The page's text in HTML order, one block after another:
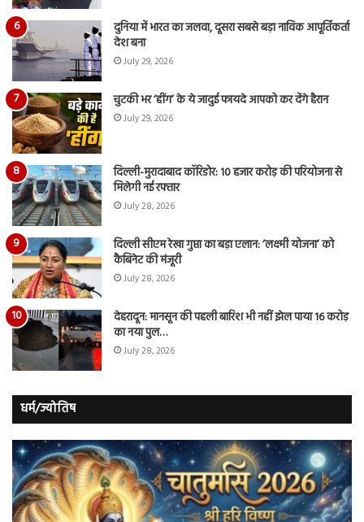
दुनिया में भारत का जलवा, दूसरा सबसे बड़ा नाविक आपूर्तिकर्ता
देश बना
July 29, 2026
चुटकी भर ‘हींग’ के ये जादुई फायदे आपको कर देंगे हैरान
July 29, 2026
दिल्ली-मुरादाबाद कॉरिडोर: 10 हजार करोड़ की परियोजना से
मिलेगी नई रफ्तार
July 28, 2026
दिल्ली सीएम रेखा गुप्ता का बड़ा एलान: ‘लक्ष्मी योजना’ को
कैबिनेट की मंजूरी
July 28, 2026
देहरादून: मानसून की पहली बारिश भी नहीं झेल पाया 16 करोड़
का नया पुल…
July 28, 2026
धर्म/ज्योतिष